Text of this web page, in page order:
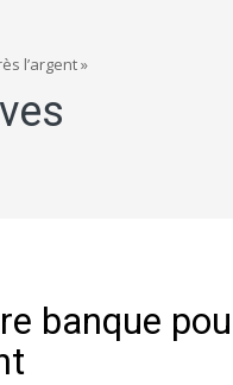
l’argent »
banque